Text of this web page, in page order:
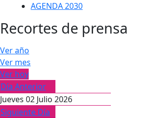
AGENDA 2030
Recortes de prensa
Ver año
Ver mes
Ver hoy
Día Anterior
Jueves 02 Julio 2026
Siguiente Día